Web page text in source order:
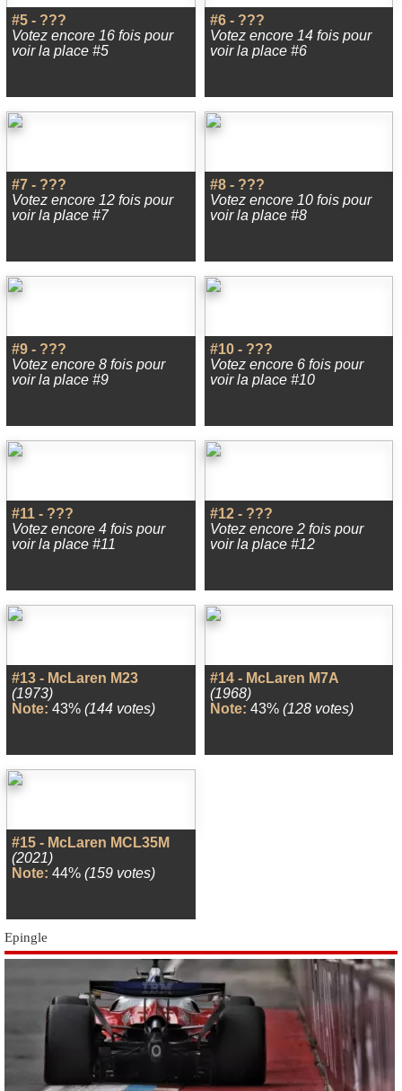
#5 - ???
Votez encore 16 fois pour
voir la place #5
#6 - ???
Votez encore 14 fois pour
voir la place #6
#7 - ???
Votez encore 12 fois pour
voir la place #7
#8 - ???
Votez encore 10 fois pour
voir la place #8
#9 - ???
Votez encore 8 fois pour
voir la place #9
#10 - ???
Votez encore 6 fois pour
voir la place #10
#11 - ???
Votez encore 4 fois pour
voir la place #11
#12 - ???
Votez encore 2 fois pour
voir la place #12
#13 - McLaren M23
(1973)
Note: 43% (144 votes)
#14 - McLaren M7A
(1968)
Note: 43% (128 votes)
#15 - McLaren MCL35M
(2021)
Note: 44% (159 votes)
Epingle